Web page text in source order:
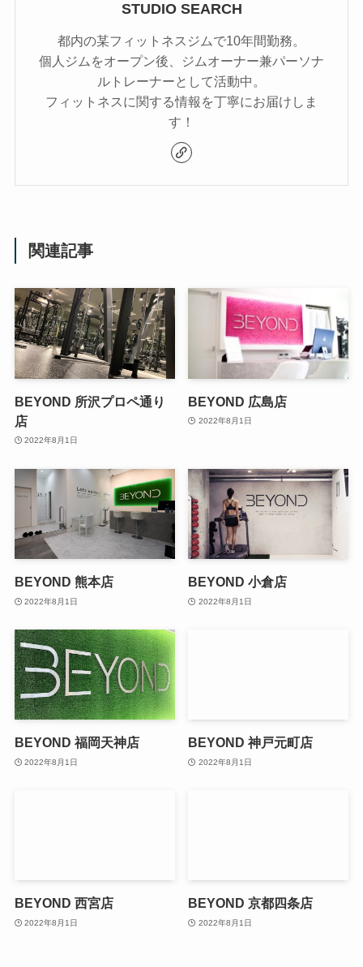
STUDIO SEARCH
都内の某フィットネスジムで10年間勤務。
個人ジムをオープン後、ジムオーナー兼パーソナ
ルトレーナーとして活動中。
フィットネスに関する情報を丁寧にお届けしま
す！
関連記事
BEYOND 所沢プロペ通り
店
2022年8月1日
BEYOND 広島店
2022年8月1日
BEYOND 熊本店
2022年8月1日
BEYOND 小倉店
2022年8月1日
BEYOND 福岡天神店
2022年8月1日
BEYOND 神戸元町店
2022年8月1日
BEYOND 西宮店
2022年8月1日
BEYOND 京都四条店
2022年8月1日